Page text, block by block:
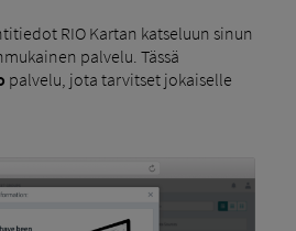
RIO Kartan katseluun sinun
palvelu. Tässä
palvelu, jota tarvitset jokaiselle